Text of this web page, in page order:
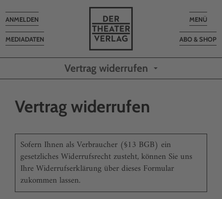
Toggle
MENÜ
ABO & SHOP
MEDIADATEN
Toggle
navigation
ANMELDEN
Vertrag widerrufen
Vertrag widerrufen
Sofern Ihnen als Verbraucher (§13 BGB) ein
gesetzliches Widerrufsrecht zusteht, können Sie uns
Ihre Widerrufserklärung über dieses Formular
zukommen lassen.